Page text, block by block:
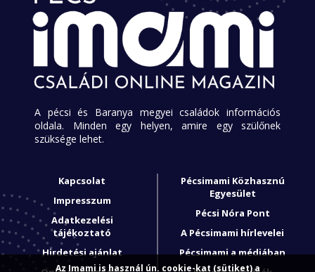
A pécsi és Baranya megyei családok információs
oldala. Minden egy helyen, amire egy szülőnek
szüksége lehet.
Kapcsolat
Impresszum
Adatkezelési
tájékoztató
Hirdetési ajánlat
Pécsimami Közhasznú
Egyesület
Pécsi Nóra Pont
A Pécsimami hírlevelei
Pécsimami a médiában
Az Imami is használ ún. cookie-kat (sütiket) a